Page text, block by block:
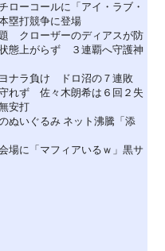
ーコールに「アイ・ラブ・
塁打競争に登場
クローザーのディアスが防
態上がらず ３連覇へ守護神
ヨナラ負け ドロ沼の７連敗
れず 佐々木朗希は６回２失
安打
ぬいぐるみ ネット沸騰「添
に「マフィアいるｗ」黒サ